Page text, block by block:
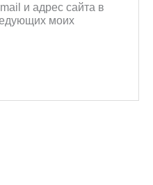
и адрес сайта в
моих